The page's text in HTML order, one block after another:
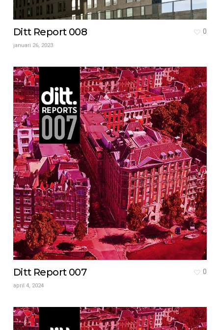
Ditt Report 008
januari 26, 2023
0
Ditt Report 007
april 4, 2024
0